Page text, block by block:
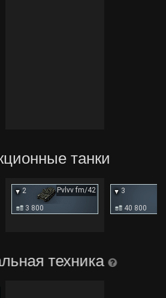
танки
2 Pvlvv fm/42
3 800
3
40 800
техника